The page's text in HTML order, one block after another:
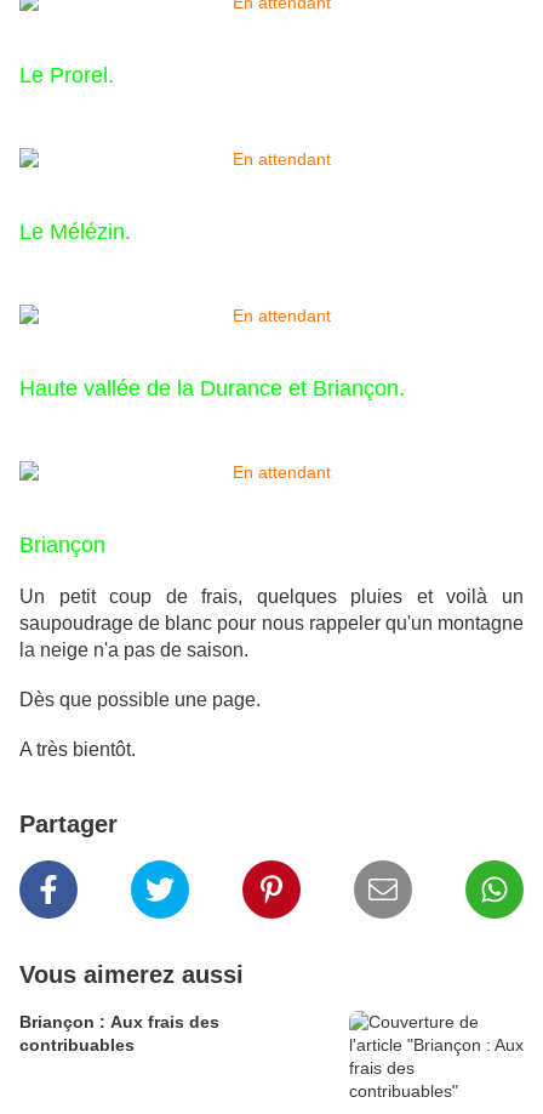
Le Prorel.
Le Mélézin.
Haute vallée de la Durance et Briançon.
Briançon
Un petit coup de frais, quelques pluies et voilà un
saupoudrage de blanc pour nous rappeler qu'un montagne
la neige n'a pas de saison.
Dès que possible une page.
A très bientôt.
Partager
Vous aimerez aussi
Briançon : Aux frais des
contribuables